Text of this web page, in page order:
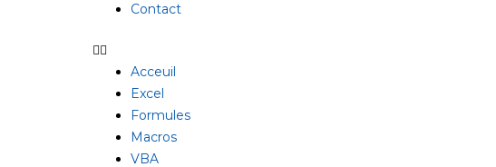
Contact
Acceuil
Excel
Formules
Macros
VBA